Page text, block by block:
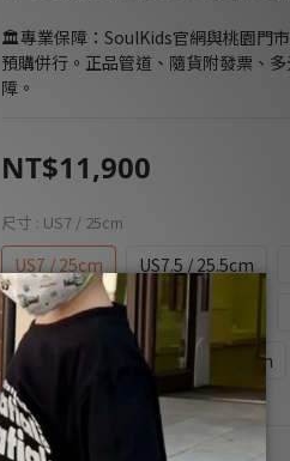
🏛️專業保障：SoulKids官網與桃園門
預購併行。正品管道、隨貨附發票、
障。
NT$11,900
尺寸 : US7 / 25cm
US7 / 25cm US7.5 / 25.5cm
US8.5 / 26.5cm
US9 / 27cm
US10 / 28cm
US10.5 / 28.5cm
數量